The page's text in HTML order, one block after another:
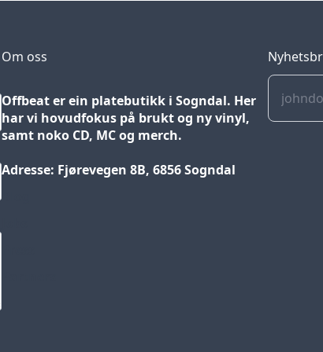
Om oss
Offbeat er ein platebutikk i Sogndal. Her
har vi hovudfokus på brukt og ny vinyl,
samt noko CD, MC og merch.
Adresse: Fjørevegen 8B, 6856 Sogndal
Blog